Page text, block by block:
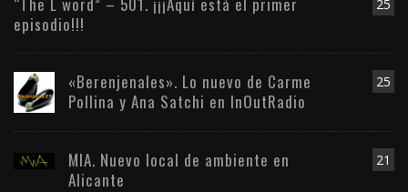
25
episodio!!!
25
«Berenjenales». Lo nuevo de Carme
Pollina y Ana Satchi en InOutRadio
21
MIA. Nuevo local de ambiente en
Alicante